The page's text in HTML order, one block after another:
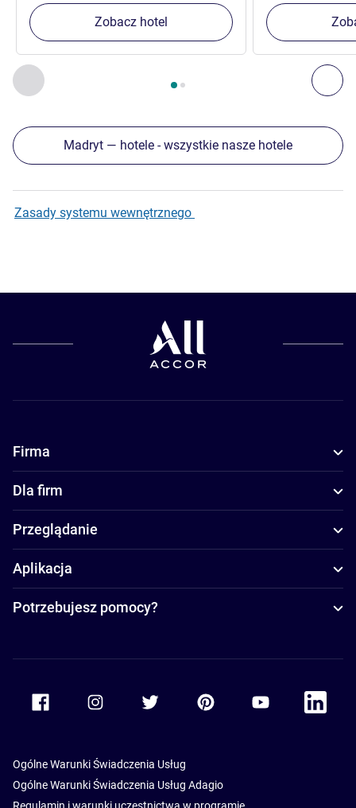
Poprzedni - Inne nasze placówki w pobliżu
Strona , Inne nasze placówki w pobliżu 1 :, Inne nasze
Zobacz hotel
Madryt — hotele - wszystkie nasze hotele
Zasady systemu wewnętrznego
Firma
Dla firm
Przeglądanie
Aplikacja
Potrzebujesz pomocy?
Accor Facebook Accor TwitterAccor PinterestAccor Youtube
Accor
Ogólne Warunki Świadczenia Usług
Ogólne Warunki Świadczenia Usług Adagio